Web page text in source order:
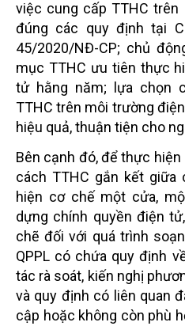
việc cung cấp TTHC
đúng các quy định tại
45/2020/NĐ-CP; chủ
mục TTHC ưu tiên thực
tử hằng năm; lựa chọn
TTHC trên môi trường
hiệu quả, thuận tiện cho
Bên cạnh đó, để thực
cách TTHC gắn kết giữa
hiện cơ chế một cửa,
dựng chính quyền điện
chẽ đối với quá trình
QPPL có chứa quy định
tác rà soát, kiến nghị
và quy định có liên quan
cập hoặc không còn phù